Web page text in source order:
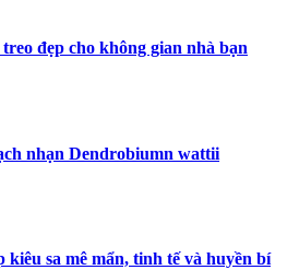
đẹp cho không gian nhà bạn
nhạn Dendrobiumn wattii
kiêu sa mê mẩn, tinh tế và huyền bí